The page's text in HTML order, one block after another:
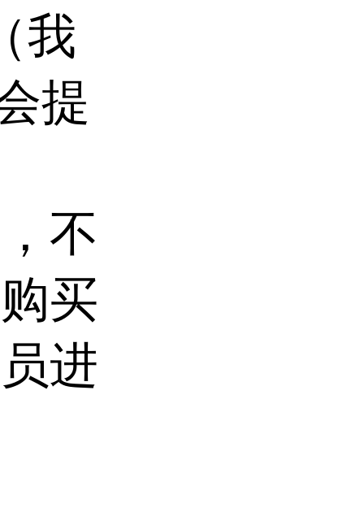
我
提
不
买
进